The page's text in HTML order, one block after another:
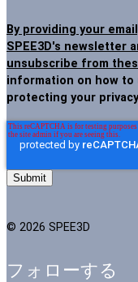
By providing your
SPEE3D's newsletter
unsubscribe from
information on how to
protecting your
© 2026 SPEE3D
フォローする